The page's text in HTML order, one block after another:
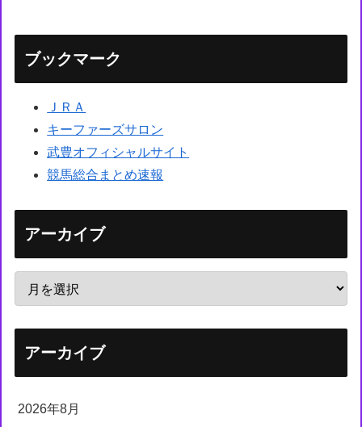
ブックマーク
ＪＲＡ
キーファーズサロン
武豊オフィシャルサイト
競馬総合まとめ速報
アーカイブ
アーカイブ
2026年8月